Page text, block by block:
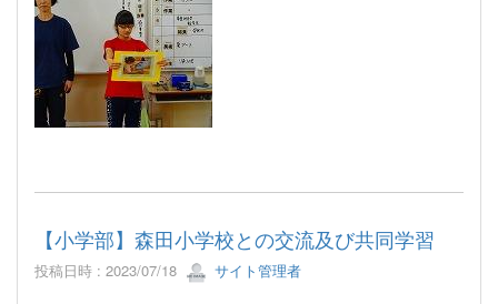
【小学部】森田小学校との交流及び共同学習
投稿日時 : 2023/07/18 サイト管理者